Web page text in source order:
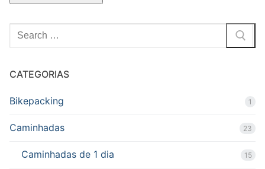
Pesquisar
por:
CATEGORIAS
Bikepacking 1
Caminhadas 23
Caminhadas de 1 dia 15